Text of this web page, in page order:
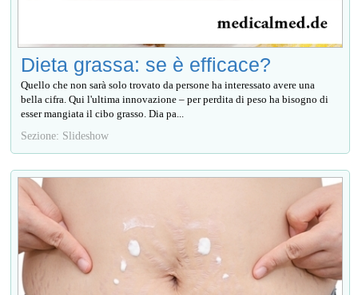
Dieta grassa: se è efficace?
Quello che non sarà solo trovato da persone ha interessato avere una
bella cifra. Qui l'ultima innovazione – per perdita di peso ha bisogno di
esser mangiata il cibo grasso. Dia ра...
Sezione: Slideshow